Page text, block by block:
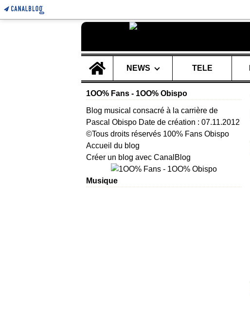
NEWS
TELE
1OO% Fans - 1OO% Obispo
Blog musical consacré à la carrière de
Pascal Obispo Date de création : 07.11.2012
©Tous droits réservés 100% Fans Obispo
Accueil du blog
Créer un blog avec CanalBlog
Musique